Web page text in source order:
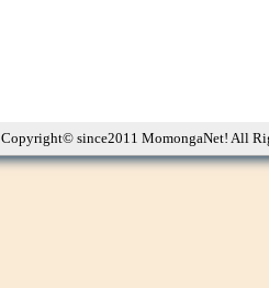
Copyright© since2011 MomongaNet! All